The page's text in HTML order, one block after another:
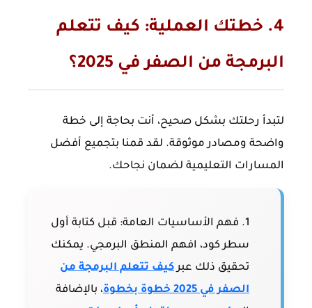
4. خطتك العملية: كيف تتعلم
البرمجة من الصفر في 2025؟
لتبدأ رحلتك بشكل صحيح، أنت بحاجة إلى خطة
واضحة ومصادر موثوقة. لقد قمنا بتجميع أفضل
المسارات التعليمية لضمان نجاحك.
فهم الأساسيات العامة: قبل كتابة أول
سطر كود، افهم المنطق البرمجي. يمكنك
تحقيق ذلك عبركيف تتعلم البرمجة من
الصفر في 2025 خطوة بخطوة
، بالإضافة